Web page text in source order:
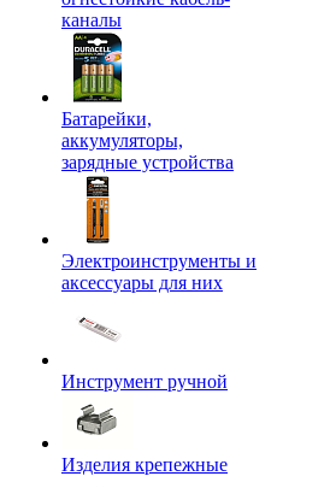
каналы
Батарейки,
аккумуляторы,
зарядные устройства
Электроинструменты и
аксессуары для них
Инструмент ручной
Изделия крепежные